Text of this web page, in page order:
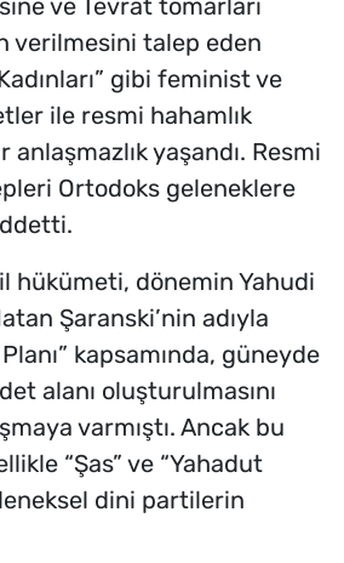
ve Tevrat tomarları
verilmesini talep eden
gibi feminist ve
ile resmi hahamlık
anlaşmazlık yaşandı. Resmi
Ortodoks geleneklere
hükümeti, dönemin Yahudi
Şaranski’nin adıyla
kapsamında, güneyde
alanı oluşturulmasını
varmıştı. Ancak bu
“Şas” ve “Yahadut
dini partilerin